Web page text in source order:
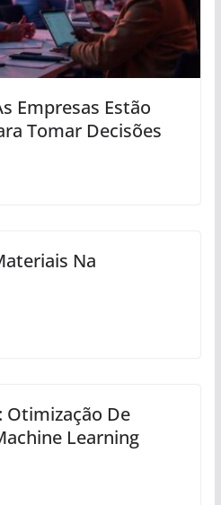
Empresas Estão
Tomar Decisões
Na
Otimização De
Learning